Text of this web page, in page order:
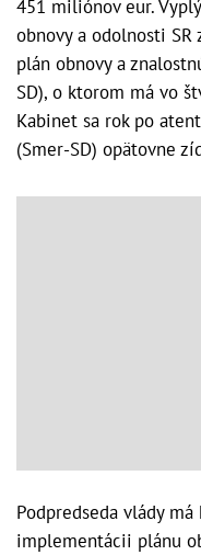
451 miliónov eur.
obnovy a odolnosti
plán obnovy a
SD), o ktorom má vo
Kabinet sa rok po
(Smer-SD) opätovne
Podpredseda vlády
implementácii plánu